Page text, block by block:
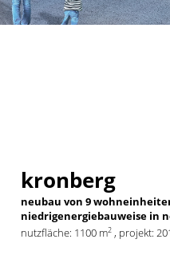
kronberg
neubau von 9
niedrigenergiebauweise in
nutzfläche: 1100 m2 , projekt: